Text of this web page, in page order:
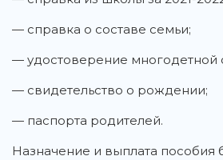
— справка о составе семьи;
— удостоверение многодетной
— свидетельство о рождении;
— паспорта родителей.
Назначение и выплата пособия